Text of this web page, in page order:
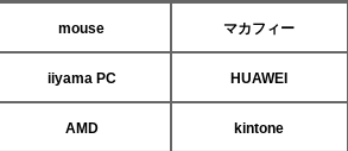
mouse マカフィー
iiyama PC HUAWEI
AMD kintone